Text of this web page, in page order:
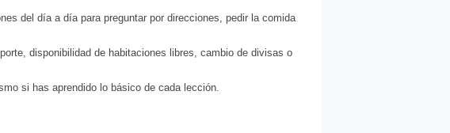
del día a día para preguntar por direcciones, pedir la comida
disponibilidad de habitaciones libres, cambio de divisas o
si has aprendido lo básico de cada lección.